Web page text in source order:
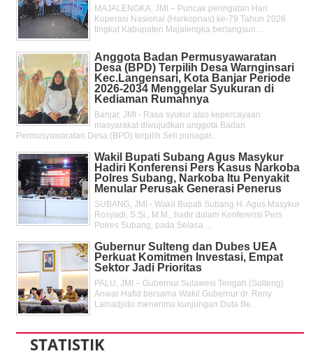
MAJALENGKA, JMI – Puncak peringatan Hari
Koperasi Nasional (Harkopnas) ke-79 Tahun 2026
tingkat Kabupaten Majalengka berlangsun...
Anggota Badan Permusyawaratan
Desa (BPD) Terpilih Desa Warnginsari
Kec.Langensari, Kota Banjar Periode
2026-2034 Menggelar Syukuran di
Kediaman Rumahnya
Banjar, JMI - Rasa syukur atas kepercayaan
masyarakat diwujudkan anggota Badan
Permusyawaratan Desa (BPD) terpilih Seli punagar...
Wakil Bupati Subang Agus Masykur
Hadiri Konferensi Pers Kasus Narkoba
Polres Subang, Narkoba Itu Penyakit
Menular Perusak Generasi Penerus
SUBANG, JMI - Wakil Bupati Subang H. Agus Masykur
Rosyadi, S.Si., M.M., hadir dalam Konferensi Pers
Polres Subang, pada Selasa ...
Gubernur Sulteng dan Dubes UEA
Perkuat Komitmen Investasi, Empat
Sektor Jadi Prioritas
PALU, JMI – Gubernur Sulawesi Tengah (Sulteng)
Anwar Hafid bersama Wakil Gubernur dr. Reny
Lamadjido menerima kunjungan Duta Be...
STATISTIK